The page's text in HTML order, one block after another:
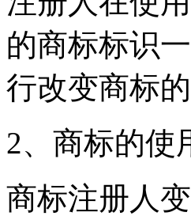
的商标标识
行改变商标
2、商标的使
商标注册人